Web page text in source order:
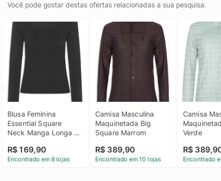
Você pode gostar destas ofertas relacionadas a sua pesquisa.
Blusa Feminina
Essential Square
Neck Manga Longa -
R$ 169,90
Encontrado em 8 lojas
Camisa Masculina
Maquinetada Big
Square Marrom
R$ 389,90
Encontrado em 10 lojas
Camisa
Verde
R$
Encontrado